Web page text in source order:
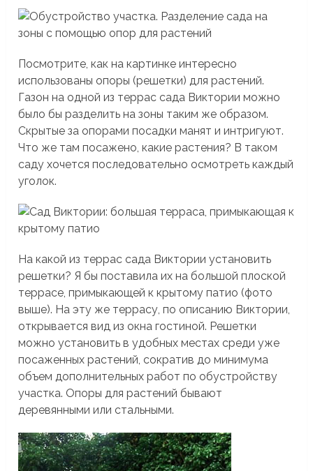
Посмотрите, как на картинке интересно
использованы опоры (решетки) для растений.
Газон на одной из террас сада Виктории можно
было бы разделить на зоны таким же образом.
Скрытые за опорами посадки манят и интригуют.
Что же там посажено, какие растения? В таком
саду хочется последовательно осмотреть каждый
уголок.
На какой из террас сада Виктории установить
решетки? Я бы поставила их на большой плоской
террасе, примыкающей к крытому патио (фото
выше). На эту же террасу, по описанию Виктории,
открывается вид из окна гостиной. Решетки
можно установить в удобных местах среди уже
посаженных растений, сократив до минимума
объем дополнительных работ по обустройству
участка. Опоры для растений бывают
деревянными или стальными.